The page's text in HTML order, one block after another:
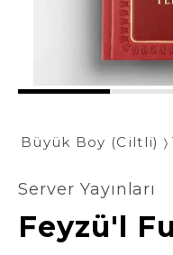
1 2
Büyük Boy (Ciltli)
Server Yayınları
Feyzü'l